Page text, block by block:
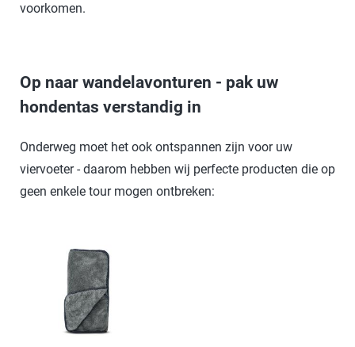
voorkomen.
Op naar wandelavonturen - pak uw
hondentas verstandig in
Onderweg moet het ook ontspannen zijn voor uw
viervoeter - daarom hebben wij perfecte producten die op
geen enkele tour mogen ontbreken: